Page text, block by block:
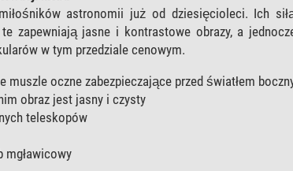
astronomii już od dziesięcioleci. Ich
zapewniają jasne i kontrastowe obrazy, a
w tym przedziale cenowym.
oczne zabezpieczające przed światłem
obraz jest jasny i czysty
teleskopów